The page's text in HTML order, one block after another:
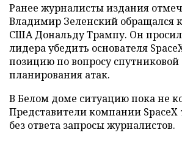
Ранее журналисты издания
Владимир Зеленский обращался
США Дональду Трампу. Он
лидера убедить основателя
позицию по вопросу спутниковой
планирования атак.
В Белом доме ситуацию пока не
Представители компании SpaceX
без ответа запросы журналистов.